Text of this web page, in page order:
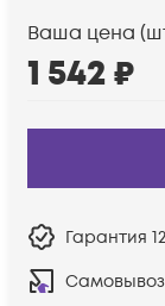
Ваша цена
1 542₽
Гарантия